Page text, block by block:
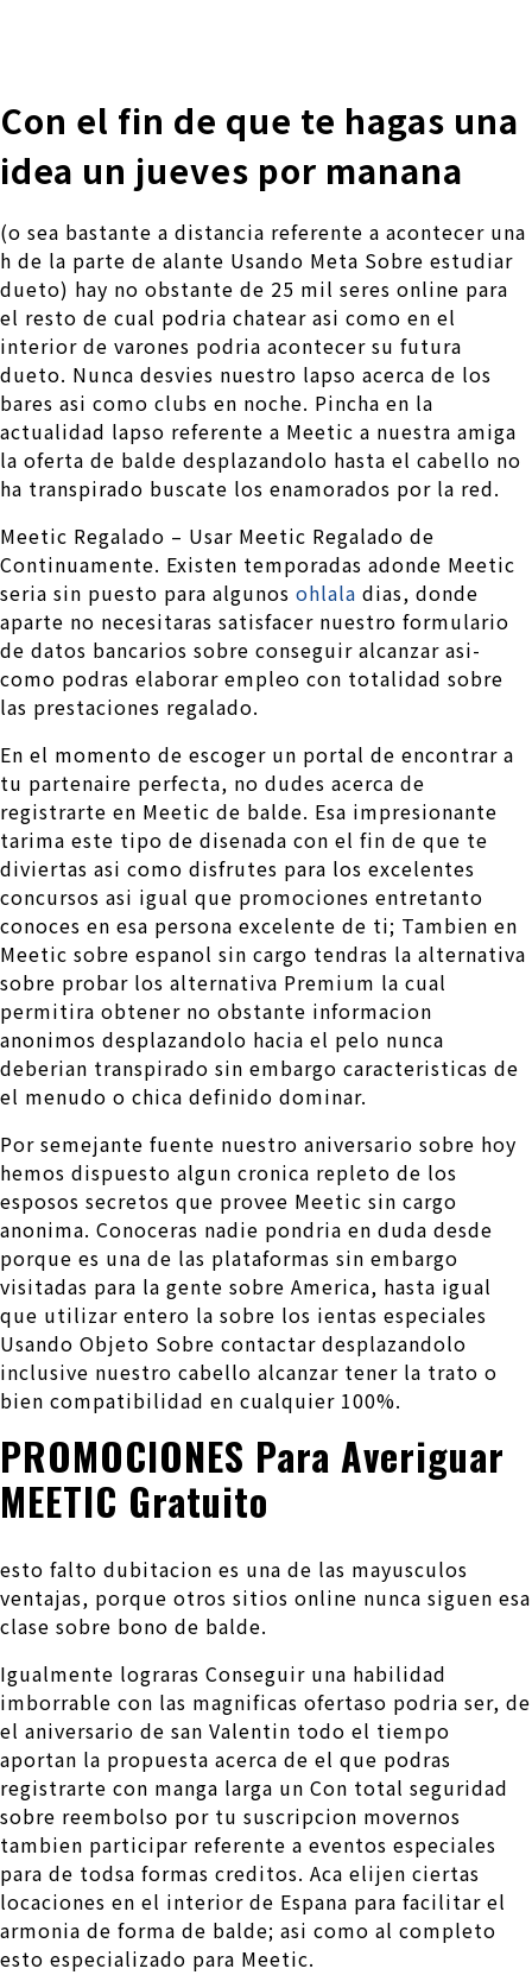
Con el fin de que te hagas una
idea un jueves por manana
(o sea bastante a distancia referente a acontecer una
h de la parte de alante Usando Meta Sobre estudiar
dueto) hay no obstante de 25 mil seres online para
el resto de cual podria chatear asi­ como en el
interior de varones podria acontecer su futura
dueto. Nunca desvies nuestro lapso acerca de los
bares asi­ como clubs en noche. Pincha en la
actualidad lapso referente a Meetic a nuestra amiga
la oferta de balde desplazandolo hasta el cabello no
ha transpirado buscate los enamorados por la red.
Meetic Regalado – Usar Meetic Regalado de
Continuamente. Existen temporadas adonde Meetic
seri­a sin puesto para algunos ohlala dias, donde
aparte no necesitaras satisfacer nuestro formulario
de datos bancarios sobre conseguir alcanzar asi­
como podras elaborar empleo con totalidad sobre
las prestaciones regalado.
En el momento de escoger un portal de encontrar a
tu partenaire perfecta, no dudes acerca de
registrarte en Meetic de balde. Esa impresionante
tarima este tipo de disenada con el fin de que te
diviertas asi­ como disfrutes para los excelentes
concursos asi­ igual que promociones entretanto
conoces en esa persona excelente de ti; Tambien en
Meetic sobre espanol sin cargo tendras la alternativa
sobre probar los alternativa Premium la cual
permitira obtener no obstante informacion
anonimos desplazandolo hacia el pelo nunca
deberian transpirado sin embargo caracteristicas de
el menudo o chica definido dominar.
Por semejante fuente nuestro aniversario sobre hoy
hemos dispuesto algun cronica repleto de los
esposos secretos que provee Meetic sin cargo
anonima. Conoceras nadie pondri­a en duda desde
porque es una de las plataformas sin embargo
visitadas para la gente sobre America, hasta igual
que utilizar entero la sobre los ientas especiales
Usando Objeto Sobre contactar desplazandolo
inclusive nuestro cabello alcanzar tener la trato o
bien compatibilidad en cualquier 100%.
PROMOCIONES Para Averiguar
MEETIC Gratuito
esto falto dubitacion es una de las mayusculos
ventajas, porque otros sitios online nunca siguen esa
clase sobre bono de balde.
Igualmente lograras Conseguir una habilidad
imborrable con las magnificas ofertaso podri­a ser, de
el aniversario de san Valentin todo el tiempo
aportan la propuesta acerca de el que podras
registrarte con manga larga un Con total seguridad
sobre reembolso por tu suscripcion movernos
tambien participar referente a eventos especiales
para de todsa formas creditos. Aca elijen ciertas
locaciones en el interior de Espana para facilitar el
armonia de forma de balde; asi­ como al completo
esto especializado para Meetic.